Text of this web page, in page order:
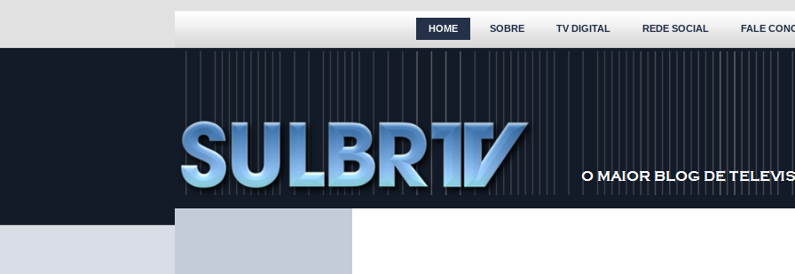
HOME SOBRE TV DIGITAL REDE SOCIAL FALE